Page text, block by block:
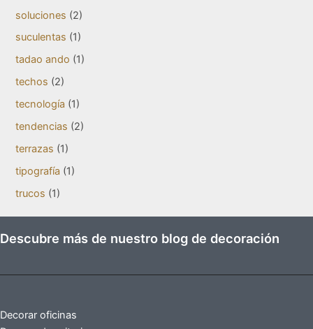
soluciones (2)
suculentas (1)
tadao ando (1)
techos (2)
tecnología (1)
tendencias (2)
terrazas (1)
tipografía (1)
trucos (1)
Descubre más de nuestro blog de decoración
Decorar oficinas